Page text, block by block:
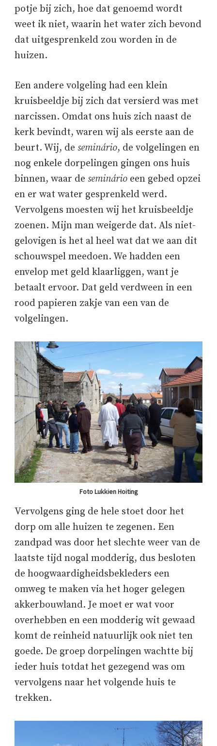
potje bij zich, hoe dat genoemd wordt
weet ik niet, waarin het water zich bevond
dat uitgesprenkeld zou worden in de
huizen.
Een andere volgeling had een klein
kruisbeeldje bij zich dat versierd was met
narcissen. Omdat ons huis zich naast de
kerk bevindt, waren wij als eerste aan de
beurt. Wij, de seminário, de volgelingen en
nog enkele dorpelingen gingen ons huis
binnen, waar de seminário een gebed opzei
en er wat water gesprenkeld werd.
Vervolgens moesten wij het kruisbeeldje
zoenen. Mijn man weigerde dat. Als niet-
gelovigen is het al heel wat dat we aan dit
schouwspel meedoen. We hadden een
envelop met geld klaarliggen, want je
betaalt ervoor. Dat geld verdween in een
rood papieren zakje van een van de
volgelingen.
Foto Lukkien Hoiting
Vervolgens ging de hele stoet door het
dorp om alle huizen te zegenen. Een
zandpad was door het slechte weer van de
laatste tijd nogal modderig, dus besloten
de hoogwaardigheidsbekleders een
omweg te maken via het hoger gelegen
akkerbouwland. Je moet er wat voor
overhebben en een modderig wit gewaad
komt de reinheid natuurlijk ook niet ten
goede. De groep dorpelingen wachtte bij
ieder huis totdat het gezegend was om
vervolgens naar het volgende huis te
trekken.